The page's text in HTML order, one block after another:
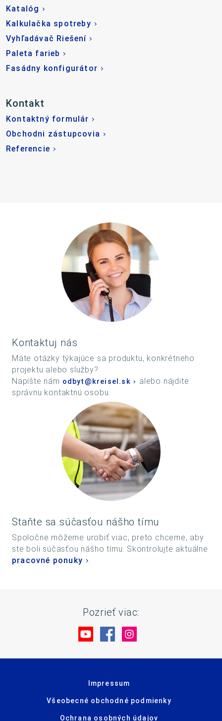
Katalóg
Kalkulačka spotreby
Vyhľadávač Riešení
Paleta farieb
Fasádny konfigurátor
Kontakt
Kontaktný formulár
Obchodni zástupcovia
Referencie
Kontaktuj nás
Máte otázky týkajúce sa produktu, konkrétneho
projektu alebo služby?
Napíšte nám odbyt@kreisel.sk
alebo nájdite
správnu kontaktnú osobu.
Staňte sa súčasťou nášho tímu
Spoločne môžeme urobiť viac, preto chceme, aby
ste boli súčasťou nášho tímu. Skontrolujte aktuálne
pracovné ponuky
.
Pozrieť viac:
Navštívte nás na YouTube
Navštívte nás na
Impressum
Všeobecné obchodné podmienky
Ochrana osobných údajov